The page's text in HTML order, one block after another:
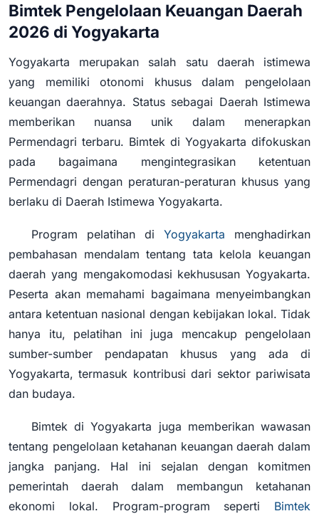
Bimtek Pengelolaan Keuangan Daerah
2026 di Yogyakarta
Yogyakarta merupakan salah satu daerah istimewa
yang memiliki otonomi khusus dalam pengelolaan
keuangan daerahnya. Status sebagai Daerah Istimewa
memberikan nuansa unik dalam menerapkan
Permendagri terbaru. Bimtek di Yogyakarta difokuskan
pada bagaimana mengintegrasikan ketentuan
Permendagri dengan peraturan-peraturan khusus yang
berlaku di Daerah Istimewa Yogyakarta.
Program pelatihan di Yogyakarta menghadirkan
pembahasan mendalam tentang tata kelola keuangan
daerah yang mengakomodasi kekhususan Yogyakarta.
Peserta akan memahami bagaimana menyeimbangkan
antara ketentuan nasional dengan kebijakan lokal. Tidak
hanya itu, pelatihan ini juga mencakup pengelolaan
sumber-sumber pendapatan khusus yang ada di
Yogyakarta, termasuk kontribusi dari sektor pariwisata
dan budaya.
Bimtek di Yogyakarta juga memberikan wawasan
tentang pengelolaan ketahanan keuangan daerah dalam
jangka panjang. Hal ini sejalan dengan komitmen
pemerintah daerah dalam membangun ketahanan
ekonomi lokal. Program-program seperti Bimtek